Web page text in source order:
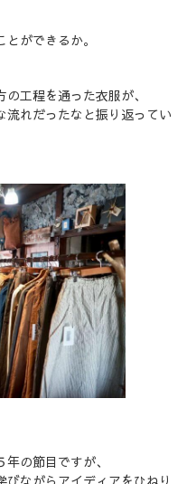
ができるか。
工程を通った衣服が、
流れだったなと振り返ってい
の節目ですが、